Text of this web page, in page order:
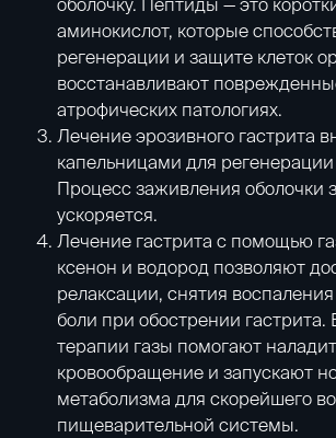
аминокислот, которые
регенерации и защите клеток
восстанавливают
атрофических патологиях.
Лечение эрозивного гастрита
капельницами для регенерации
Процесс заживления оболочки
ускоряется.
Лечение гастрита с помощью
ксенон и водород позволяют
релаксации, снятия
боли при обострении гастрита.
терапии газы помогают
кровообращение и запускают
метаболизма для скорейшего
пищеварительной системы.